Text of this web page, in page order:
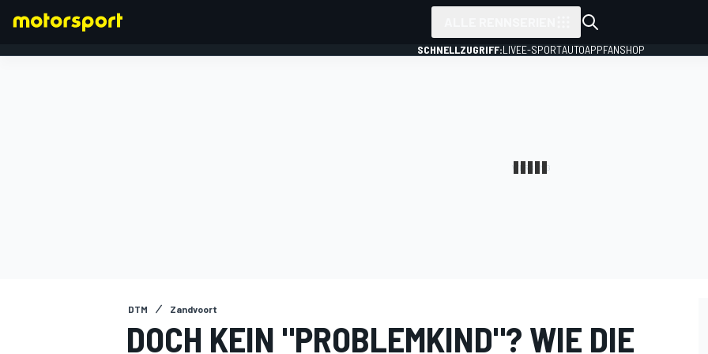
SCHNELLZUGRIFF:LIVEE-SPORTAUTOAPPFANSHOP
DTM Zandvoort
DOCH KEIN "PROBLEMKIND"? WIE DIE